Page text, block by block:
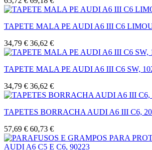
TAPETE MALA PE AUDI A6 III C6
34,79 € 36,62 €
TAPETE MALA PE AUDI A6 III C6 SW,
34,79 € 36,62 €
TAPETES BORRACHA AUDI A6 III C6,
57,69 € 60,73 €